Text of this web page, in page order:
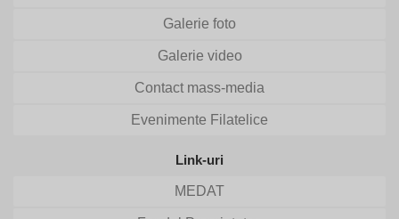
Galerie foto
Galerie video
Contact mass-media
Evenimente Filatelice
Link-uri
MEDAT